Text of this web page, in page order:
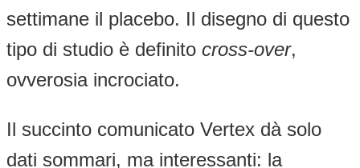
settimane il placebo. Il disegno di questo
tipo di studio è definito cross-over,
ovverosia incrociato.
Il succinto comunicato Vertex dà solo
dati sommari, ma interessanti: la